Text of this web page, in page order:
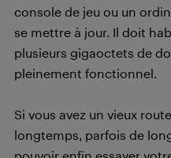
console de jeu ou un
se mettre à jour. Il doit
plusieurs gigaoctets de
pleinement fonctionnel.
Si vous avez un vieux
longtemps, parfois de